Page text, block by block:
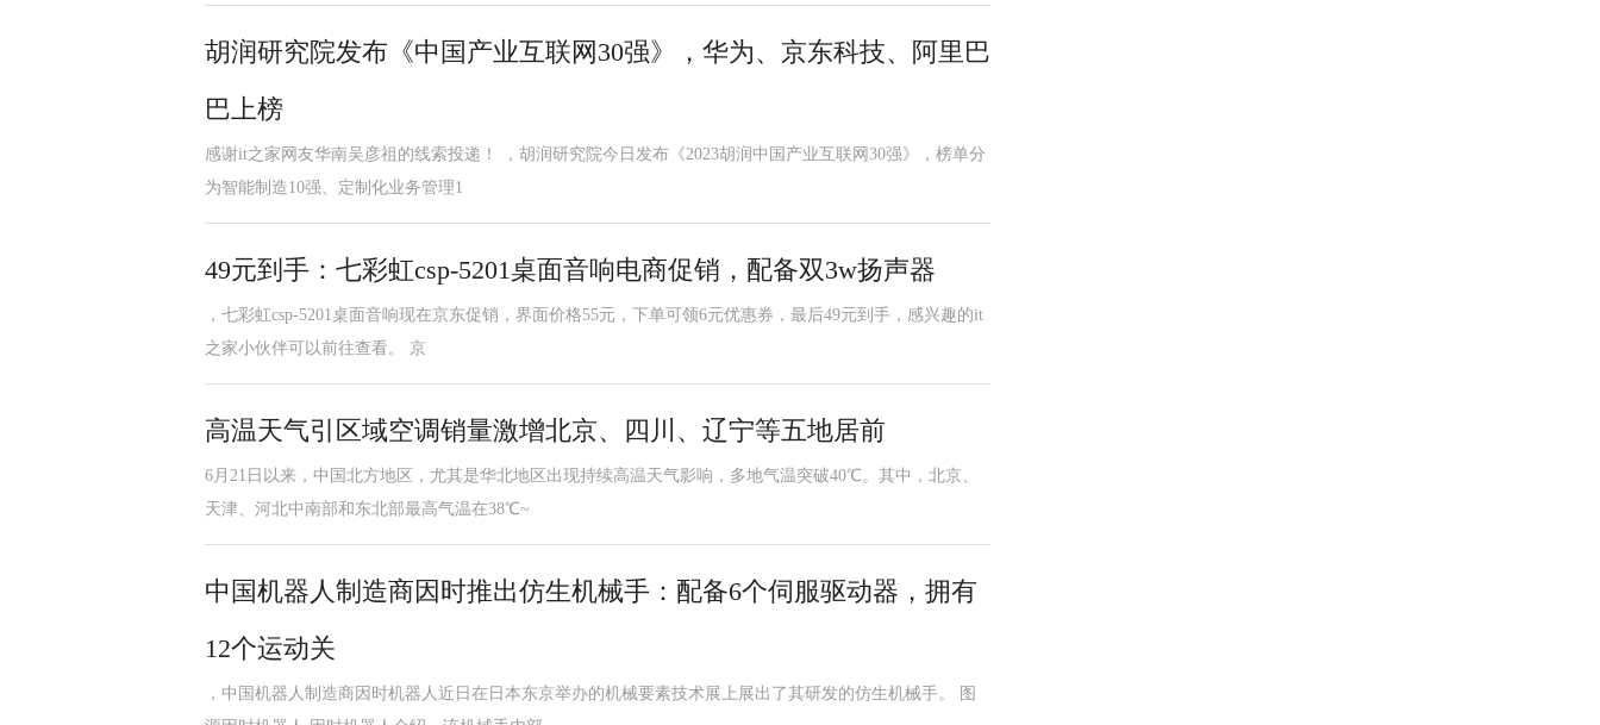
胡润研究院发布《中国产业互联网30强》，华为、京东科技、阿里巴
巴上榜
感谢it之家网友华南吴彦祖的线索投递！ ，胡润研究院今日发布《2023胡润中国产业互联网30强》，榜单分
为智能制造10强、定制化业务管理1
49元到手：七彩虹csp-5201桌面音响电商促销，配备双3w扬声器
，七彩虹csp-5201桌面音响现在京东促销，界面价格55元，下单可领6元优惠券，最后49元到手，感兴趣的it
之家小伙伴可以前往查看。 京
高温天气引区域空调销量激增北京、四川、辽宁等五地居前
6月21日以来，中国北方地区，尤其是华北地区出现持续高温天气影响，多地气温突破40℃。其中，北京、
天津、河北中南部和东北部最高气温在38℃~
中国机器人制造商因时推出仿生机械手：配备6个伺服驱动器，拥有
12个运动关
，中国机器人制造商因时机器人近日在日本东京举办的机械要素技术展上展出了其研发的仿生机械手。 图